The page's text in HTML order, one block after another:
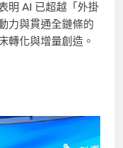
明 AI 已超越「外掛
力與貫通全鏈條的
轉化與增量創造。